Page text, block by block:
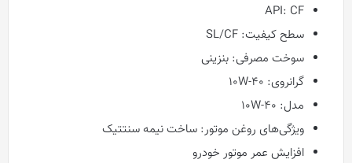
API: CF
سطح کیفیت: SL/CF
سوخت مصرفی: بنزینی
گرانروی: 10W-40
مدل: 10W-40
ویژگی‌های روغن موتور: ساخت نیمه سنتتیک
افزایش عمر موتور خودرو